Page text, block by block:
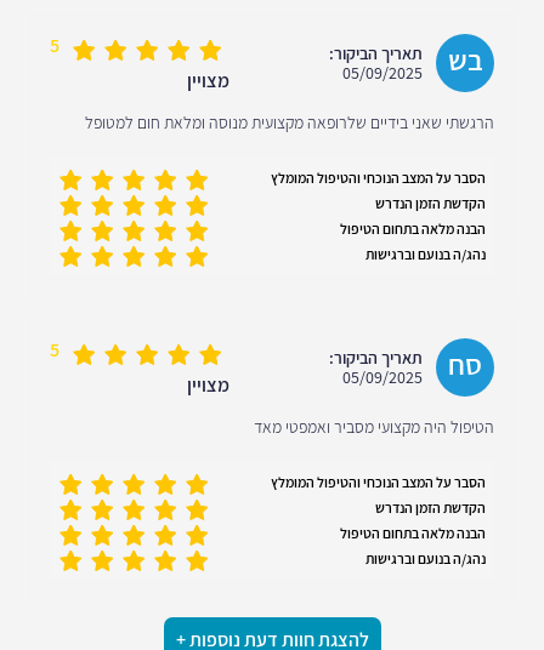
בש
תאריך הביקור:
05/09/2025
5
מצויין
הרגשתי שאני בידיים שלרופאה מקצועית מנוסה ומלאת חום למטופל
הסבר על המצב הנוכחי והטיפול המומלץ
הקדשת הזמן הנדרש
הבנה מלאה בתחום הטיפול
נהג/ה בנועם וברגישות
סח
תאריך הביקור:
05/09/2025
5
מצויין
הטיפול היה מקצועי מסביר ואמפטי מאד
הסבר על המצב הנוכחי והטיפול המומלץ
הקדשת הזמן הנדרש
הבנה מלאה בתחום הטיפול
נהג/ה בנועם וברגישות
להצגת חוות דעת נוספות +